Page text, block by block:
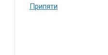
Припяти